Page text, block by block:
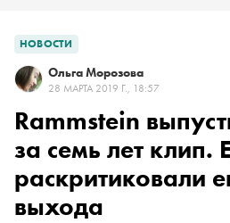
НОВОСТИ
Ольга Морозова
28 МАРТА 2019 Г., 18:57
Rammstein
за семь лет клип.
раскритиковали
выхода